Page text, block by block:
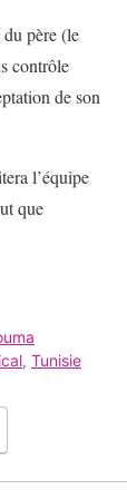
du père (le
contrôle
de son
l’équipe
que
, Tunisie